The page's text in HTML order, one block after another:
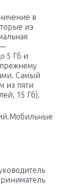
в
из
—
5 Гб и
Самый
из пяти
15 Гб).